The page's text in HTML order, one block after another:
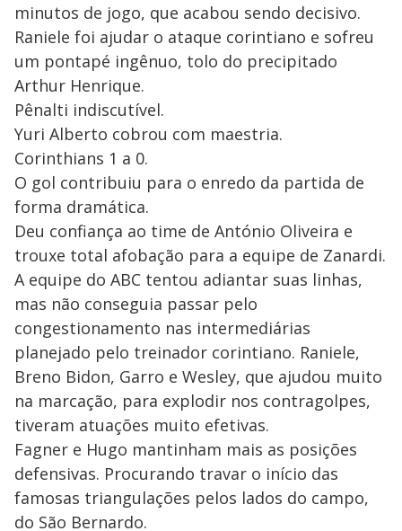
minutos de jogo, que acabou sendo decisivo.
Raniele foi ajudar o ataque corintiano e sofreu
um pontapé ingênuo, tolo do precipitado
Arthur Henrique.
Pênalti indiscutível.
Yuri Alberto cobrou com maestria.
Corinthians 1 a 0.
O gol contribuiu para o enredo da partida de
forma dramática.
Deu confiança ao time de António Oliveira e
trouxe total afobação para a equipe de Zanardi.
A equipe do ABC tentou adiantar suas linhas,
mas não conseguia passar pelo
congestionamento nas intermediárias
planejado pelo treinador corintiano. Raniele,
Breno Bidon, Garro e Wesley, que ajudou muito
na marcação, para explodir nos contragolpes,
tiveram atuações muito efetivas.
Fagner e Hugo mantinham mais as posições
defensivas. Procurando travar o início das
famosas triangulações pelos lados do campo,
do São Bernardo.